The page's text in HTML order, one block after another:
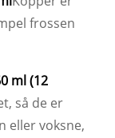
frossen
ml (12
så de er
eller voksne,